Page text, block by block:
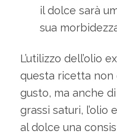
il dolce sarà
sua
L’utilizzo dell’olio
questa ricetta non
gusto, ma anche
grassi saturi, l’olio
al dolce una